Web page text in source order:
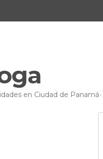
en Ciudad de Panamá